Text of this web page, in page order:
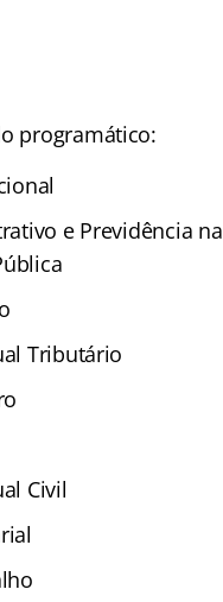
programático:
e Previdência na
Tributário
Civil